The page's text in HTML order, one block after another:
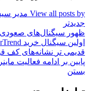
View all posts by مدیر سیستم
جدیدتر
ظهور سیگنال‌های صعودی
اولین سیگنال خرید SuperTrend از اکتبر
قدیمی تر نشانه‌های کف
پایین بر ادامه فعالیت
بستن